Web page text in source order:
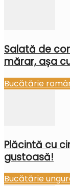
Salată de
mărar, așa
Bucătărie
Plăcintă cu
gustoasă!
Bucătărie